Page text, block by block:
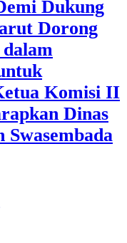
Dukung
Dorong
Komisi II
Dinas